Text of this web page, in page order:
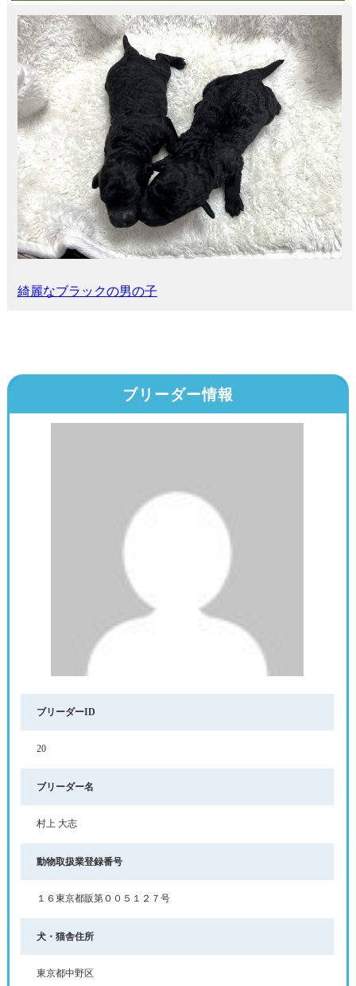
綺麗なブラックの男の子
ブリーダー情報
ブリーダーID
20
ブリーダー名
村上 大志
動物取扱業登録番号
１６東京都販第００５１２７号
犬・猫舎住所
東京都中野区